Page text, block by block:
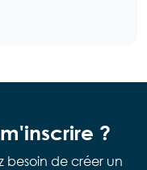
?
besoin de créer un